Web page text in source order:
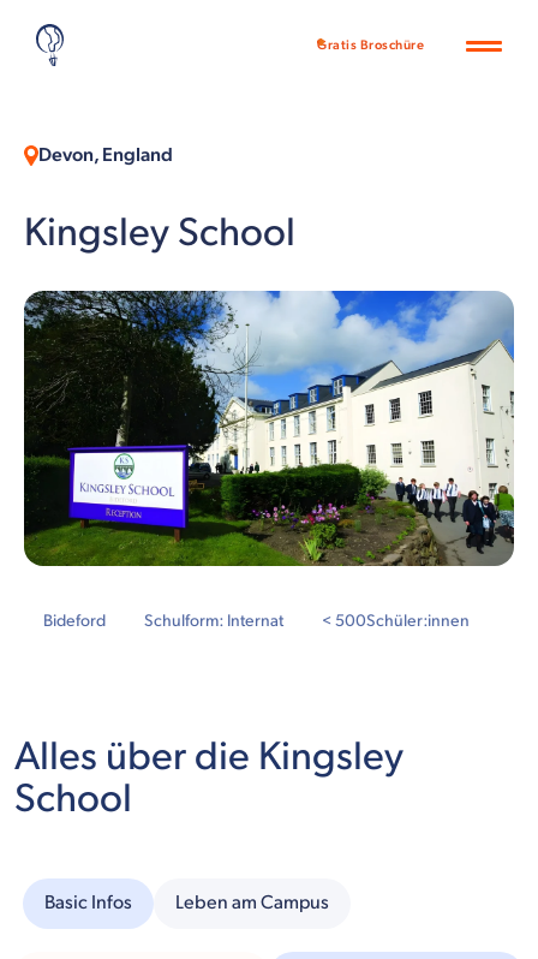
Gratis Broschüre
Devon, England
Kingsley School
Bideford Schulform: Internat < 500Schüler:innen
Alles über die Kingsley
School
Basic Infos Leben am Campus